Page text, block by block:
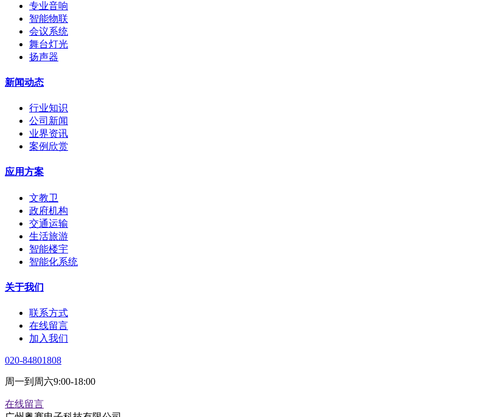
专业音响
智能物联
会议系统
舞台灯光
扬声器
新闻动态
行业知识
公司新闻
业界资讯
案例欣赏
应用方案
文教卫
政府机构
交通运输
生活旅游
智能楼宇
智能化系统
关于我们
联系方式
在线留言
加入我们
020-84801808
周一到周六9:00-18:00
在线留言